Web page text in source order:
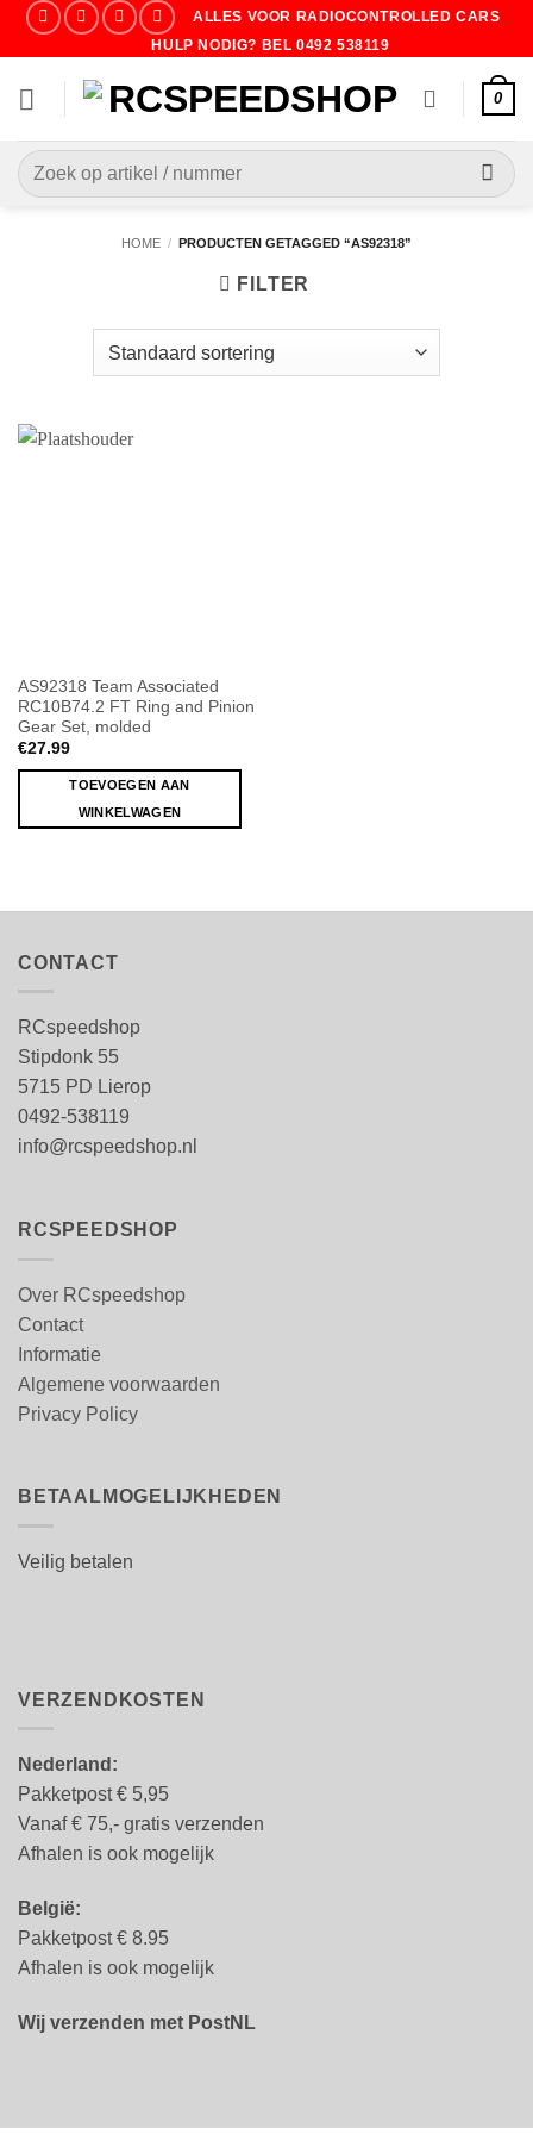
ALLES VOOR RADIOCONTROLLED CARS
HULP NODIG? BEL 0492 538119
0
Zoeken
naar:
HOME / PRODUCTEN GETAGGED “AS92318”
FILTER
AS92318 Team Associated
RC10B74.2 FT Ring and Pinion
Gear Set, molded
€27.99
TOEVOEGEN AAN
WINKELWAGEN
CONTACT
RCspeedshop
Stipdonk 55
5715 PD Lierop
0492-538119
info@rcspeedshop.nl
RCSPEEDSHOP
Over RCspeedshop
Contact
Informatie
Algemene voorwaarden
Privacy Policy
BETAALMOGELIJKHEDEN
Veilig betalen
VERZENDKOSTEN
Nederland:
Pakketpost € 5,95
Vanaf € 75,- gratis verzenden
Afhalen is ook mogelijk
België:
Pakketpost € 8.95
Afhalen is ook mogelijk
Wij verzenden met PostNL